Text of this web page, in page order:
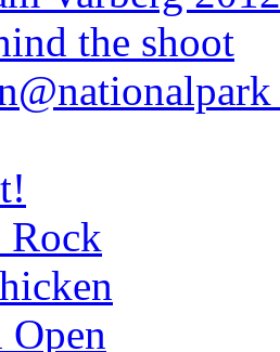
the shoot
Rock
Open